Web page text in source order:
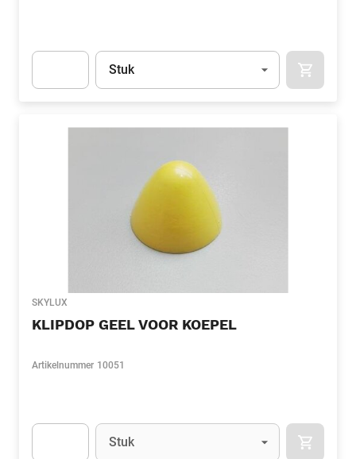
Eenheid
Stuk
SKYLUX
KLIPDOP GEEL VOOR KOEPEL
Artikelnummer 10051
Eenheid
Stuk